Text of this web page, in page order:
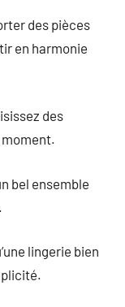
des pièces
en harmonie
des
bel ensemble
lingerie bien